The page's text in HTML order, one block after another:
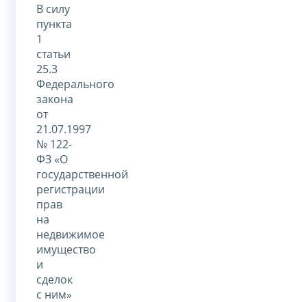
В силу
пункта
1
статьи
25.3
Федерального
закона
от
21.07.1997
№ 122-
ФЗ «О
государственной
регистрации
прав
на
недвижимое
имущество
и
сделок
с ним»